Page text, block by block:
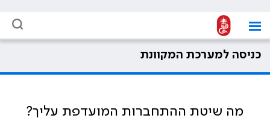
כניסה למערכת המקוונת
מה שיטת ההתחברות המועדפת עליך?